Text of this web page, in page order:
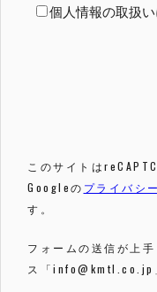
個人情報の取扱い
このサイトは
Googleの プライバシ
す。
フォームの送信が上
ス「info@kmtl.co.jp